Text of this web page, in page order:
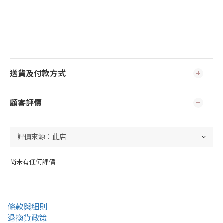
送貨及付款方式
顧客評價
尚未有任何評價
條款與細則
退換貨政策